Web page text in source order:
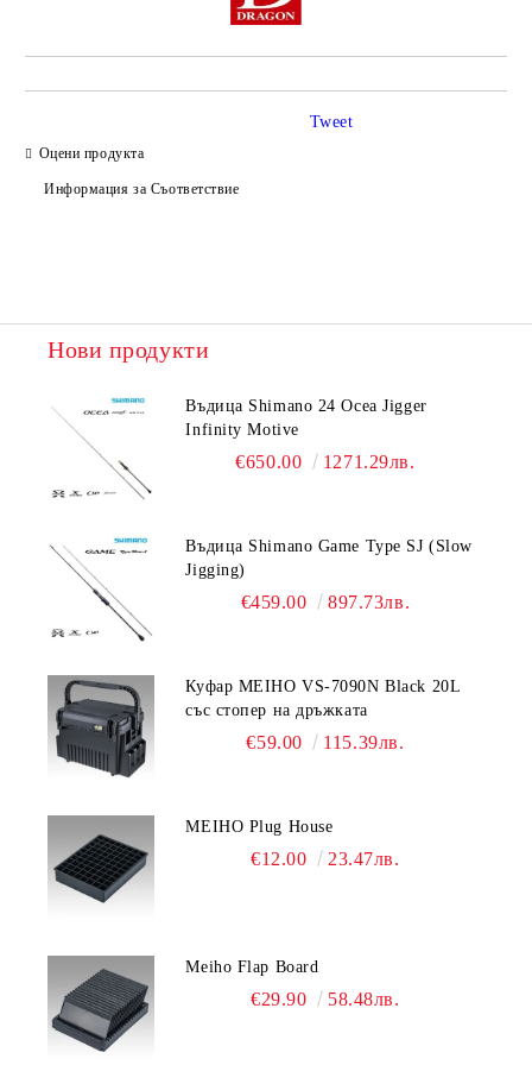
Оцени продукта
Информация за Съответствие
Tweet
Нови продукти
Въдица Shimano 24 Ocea Jigger
Infinity Motive
€650.00 1271.29лв.
Въдица Shimano Game Type SJ (Slow
Jigging)
€459.00 897.73лв.
Куфар MEIHO VS-7090N Black 20L
със стопер на дръжката
€59.00 115.39лв.
MEIHO Plug House
€12.00 23.47лв.
Meiho Flap Board
€29.90 58.48лв.